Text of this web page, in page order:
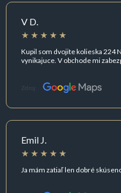
V D.
Kupil som dvojite kolieska 224
vynikajuce. V obchode mi
Zdroj:
Emil J.
Ja mám zatiaľ len dobré